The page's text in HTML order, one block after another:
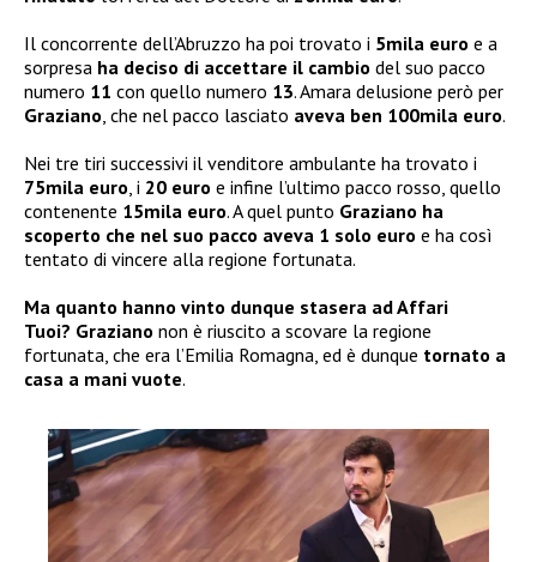
Il concorrente dell’Abruzzo ha poi trovato i 5mila euro e a
sorpresa ha deciso di accettare il cambio del suo pacco
numero 11 con quello numero 13. Amara delusione però per
Graziano , che nel pacco lasciato aveva ben 100mila euro.
Nei tre tiri successivi il venditore ambulante ha trovato i
75mila euro , i 20 euro e infine l’ultimo pacco rosso, quello
contenente 15mila euro. A quel punto Graziano ha
scoperto che nel suo pacco aveva 1 solo euro e ha così
tentato di vincere alla regione fortunata.
Ma quanto hanno vinto dunque stasera ad Affari
Tuoi? Graziano non è riuscito a scovare la regione
fortunata, che era l’Emilia Romagna, ed è dunque tornato a
casa a mani vuote.